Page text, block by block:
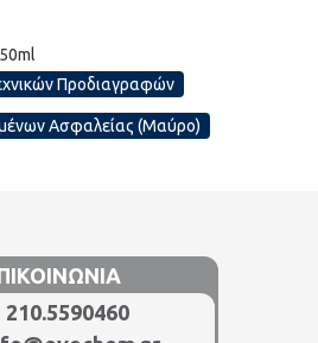
Προδιαγραφών
Ασφαλείας (Μαύρο)
210.5590460